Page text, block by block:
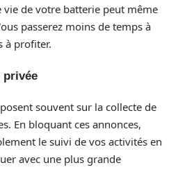
vie de votre batterie peut même
passerez moins de temps à
à profiter.
privée
souvent sur la collecte de
En bloquant ces annonces,
le suivi de vos activités en
avec une plus grande